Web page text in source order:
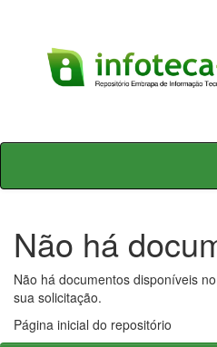
Skip
Não há
Não há documentos disponíveis
sua solicitação.
Página inicial do repositório